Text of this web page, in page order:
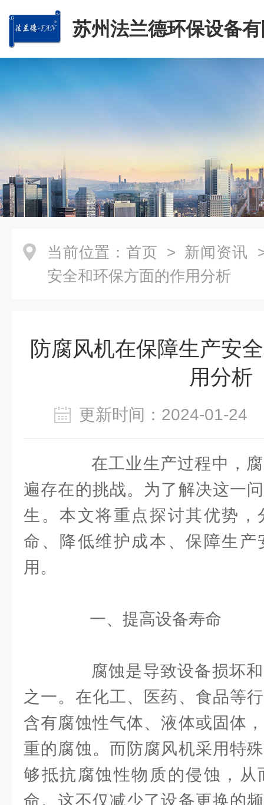
苏州法兰德环保设备
当前位置： 首页 > 新闻资讯
安全和环保方面的作用分析
防腐风机在保障生产安
用分析
更新时间：2024-01-
在工业生产过程中，腐
遍存在的挑战。为了解决这一
生。本文将重点探讨其优势，
命、降低维护成本、保障生
用。
一、提高设备寿命
腐蚀是导致设备损坏和
之一。在化工、医药、食品等
含有腐蚀性气体、液体或固体
重的腐蚀。而防腐风机采用特
够抵抗腐蚀性物质的侵蚀，从
命。这不仅减少了设备更换的